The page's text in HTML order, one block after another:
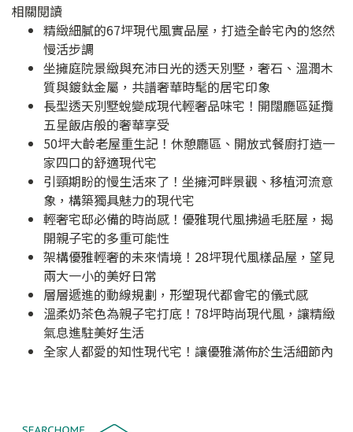
相關閱讀
精緻細膩的67坪現代風實品屋，打造全齡宅內的悠然
慢活步調
坐擁庭院景緻與充沛日光的透天別墅，奢石、溫潤木
質與鍍鈦金屬，共譜奢華時髦的居宅印象
長型透天別墅蛻變成現代輕奢品味宅！開闊廳區延攬
五星飯店般的奢華享受
50坪大齡老屋重生記！休憩廳區、開放式餐廚打造一
家四口的舒適現代宅
引頸期盼的慢生活來了！坐擁河畔景觀、移植河流意
象，構築獨具魅力的現代宅
輕奢宅邸必備的時尚感！優雅現代風拂過毛胚屋，揭
開親子宅的多重可能性
架構優雅輕奢的未來情境！28坪現代風樣品屋，望見
兩大一小的美好日常
層層遞進的動線規劃，形塑現代都會宅的儀式感
溫柔奶茶色為親子宅打底！78坪時尚現代風，讓精緻
氣息進駐美好生活
全家人都愛的知性現代宅！讓優雅滿佈於生活細節內